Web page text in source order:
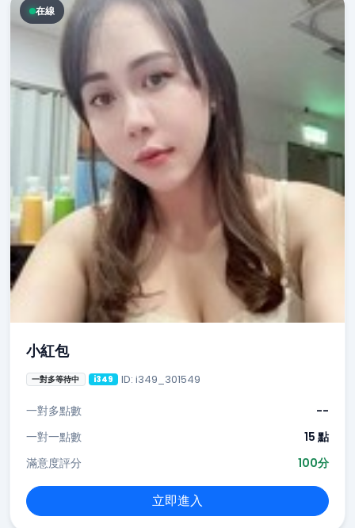
在線
小紅包
一對多等待中 i349 ID: i349_301549
一對多點數
--
一對一點數
15 點
滿意度評分
100分
立即進入